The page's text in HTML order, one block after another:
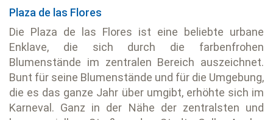
Plaza de las Flores
Die Plaza de las Flores ist eine beliebte urbane
Enklave, die sich durch die farbenfrohen
Blumenstände im zentralen Bereich auszeichnet.
Bunt für seine Blumenstände und für die Umgebung,
die es das ganze Jahr über umgibt, erhöhte sich im
Karneval. Ganz in der Nähe der zentralsten und